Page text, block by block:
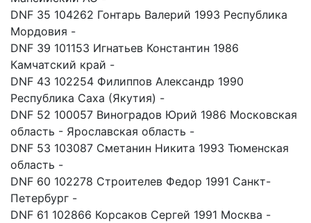
DNF 35 104262 Гонтарь Валерий 1993 Республика
Мордовия -
DNF 39 101153 Игнатьев Константин 1986
Камчатский край -
DNF 43 102254 Филиппов Александр 1990
Республика Саха (Якутия) -
DNF 52 100057 Виноградов Юрий 1986 Московская
область - Ярославская область -
DNF 53 103087 Сметанин Никита 1993 Тюменская
область -
DNF 60 102278 Строителев Федор 1991 Санкт-
Петербург -
DNF 61 102866 Корсаков Сергей 1991 Москва -